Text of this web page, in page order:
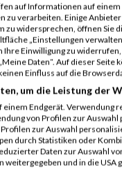
Eisenbarth
Prass
Steppan
Gattner
Mugnaini
Jung
Müller
Milleck
Deimel
auf Informationen auf einem
zu verarbeiten. Einige
widersprechen, öffnen Sie
„Einstellungen
Einwilligung zu
Daten“. Auf dieser
Einfluss auf die
um die Leistung der
Endgerät. Verwendung
von Profilen zur
zur Auswahl
durch Statistiken oder
Daten zur Auswahl
und in die USA